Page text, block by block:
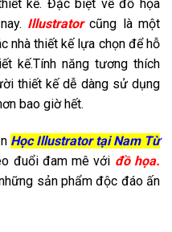
kế. Đặc biệt về đồ họa
Illustrator cũng là một
nhà thiết kế lựa chọn để hỗ
kế.Tính năng tương thích
thiết kế dễ dàng sử dụng
bao giờ hết.
Học Illustrator tại Nam Từ
đuổi đam mê với đồ họa.
sản phẩm độc đáo ấn